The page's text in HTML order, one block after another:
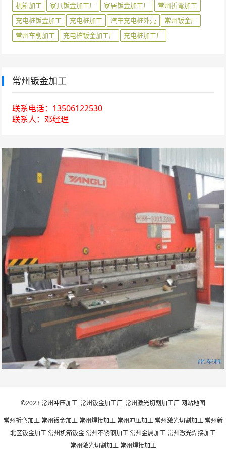
机箱加工
家具钣金加工厂 家居钣金加工厂
常州折弯加工
充电桩钣金加工
充电桩加工 汽车充电桩外壳
常州钣金厂
常州车削加工
充电桩钣金加工厂 充电桩加工厂
常州钣金加工
联系电话：13506122530
联系人：邓经理
©2023 常州冲压加工_常州钣金加工厂_常州激光切割加工厂 网站地图
常州折弯加工 常州钣金加工 常州焊接加工 常州冲压加工 常州激光切割加工 常州新
北区钣金加工 常州机箱钣金 常州不锈钢加工 常州金属加工 常州激光焊接加工
常州激光切割加工 常州焊接加工